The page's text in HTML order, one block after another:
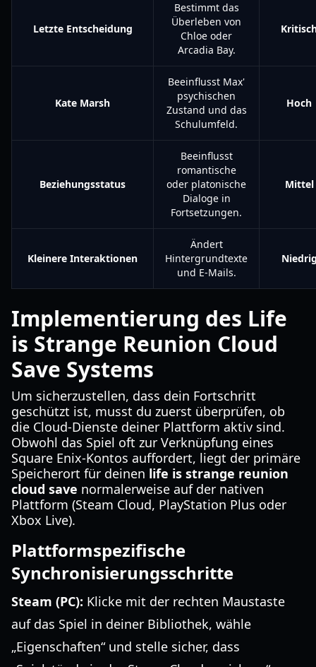
Letzte Entscheidung
Bestimmt das
Überleben von
Chloe oder
Arcadia Bay.
Kate Marsh
Beeinflusst Max'
psychischen
Zustand und das
Schulumfeld.
Hoch
Beziehungsstatus
Beeinflusst
romantische
oder platonische
Dialoge in
Fortsetzungen.
Mittel
Kleinere Interaktionen
Ändert
Hintergrundtexte
und E-Mails.
Implementierung des Life
is Strange Reunion Cloud
Save Systems
Um sicherzustellen, dass dein Fortschritt
geschützt ist, musst du zuerst überprüfen, ob
die Cloud-Dienste deiner Plattform aktiv sind.
Obwohl das Spiel oft zur Verknüpfung eines
Square Enix-Kontos auffordert, liegt der primäre
Speicherort für deinen life is strange reunion
cloud save normalerweise auf der nativen
Plattform (Steam Cloud, PlayStation Plus oder
Xbox Live).
Plattformspezifische
Synchronisierungsschritte
Steam (PC): Klicke mit der rechten Maustaste
auf das Spiel in deiner Bibliothek, wähle
„Eigenschaften“ und stelle sicher, dass